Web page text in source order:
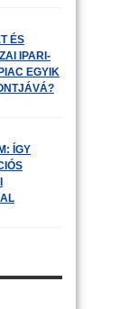
ÉS
IPARI-
EGYIK
ÍGY